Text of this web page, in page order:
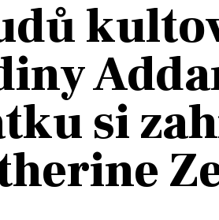
PLAYLIST
JAK NALADIT
si